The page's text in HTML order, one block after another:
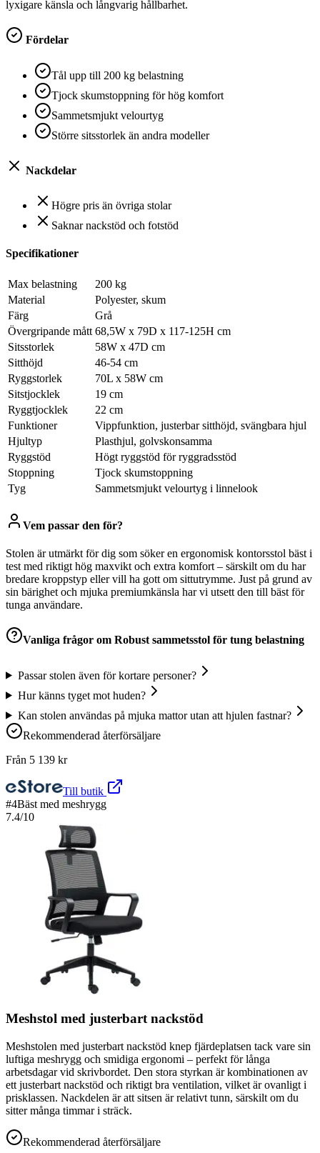
lyxigare känsla och långvarig hållbarhet.
Fördelar
Tål upp till 200 kg belastning
Tjock skumstoppning för hög komfort
Sammetsmjukt velourtyg
Större sitsstorlek än andra modeller
Nackdelar
Högre pris än övriga stolar
Saknar nackstöd och fotstöd
Specifikationer
Max belastning
200 kg
Material
Polyester, skum
Färg
Grå
Övergripande mått 68,5W x 79D x 117-125H cm
Sitsstorlek
58W x 47D cm
Sitthöjd
46-54 cm
Ryggstorlek
70L x 58W cm
Sitstjocklek
19 cm
Ryggtjocklek
22 cm
Funktioner
Vippfunktion, justerbar sitthöjd, svängbara hjul
Hjultyp
Plasthjul, golvskonsamma
Ryggstöd
Högt ryggstöd för ryggradsstöd
Stoppning
Tjock skumstoppning
Tyg
Sammetsmjukt velourtyg i linnelook
Vem passar den för?
Stolen är utmärkt för dig som söker en ergonomisk kontorsstol bäst i
test med riktigt hög maxvikt och extra komfort – särskilt om du har
bredare kroppstyp eller vill ha gott om sittutrymme. Just på grund av
sin bärighet och mjuka premiumkänsla har vi utsett den till bäst för
tunga användare.
Vanliga frågor om Robust sammetsstol för tung belastning
Passar stolen även för kortare personer?
Hur känns tyget mot huden?
Kan stolen användas på mjuka mattor utan att hjulen fastnar?
Rekommenderad återförsäljare
Från 5 139 kr
Till butik
#4Bäst med meshrygg
7.4/10
Meshstol med justerbart nackstöd
Meshstolen med justerbart nackstöd knep fjärdeplatsen tack vare sin
luftiga meshrygg och smidiga ergonomi – perfekt för långa
arbetsdagar vid skrivbordet. Den stora styrkan är kombinationen av
ett justerbart nackstöd och riktigt bra ventilation, vilket är ovanligt i
prisklassen. Nackdelen är att sitsen är relativt tunn, särskilt om du
sitter många timmar i sträck.
Rekommenderad återförsäljare